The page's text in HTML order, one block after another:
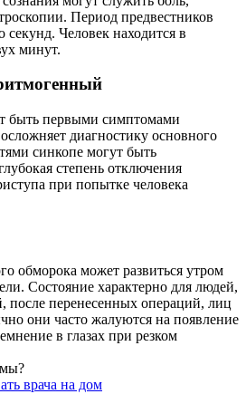
Период предвестников
секунд. Человек находится в
минут.
быть первыми симптомами
диагностику основного
синкопе могут быть
степень отключения
при попытке человека
обморока может развиться утром
Состояние характерно для людей,
после перенесенных операций, лиц
они часто жалуются на появление
в глазах при резком
врача на дом